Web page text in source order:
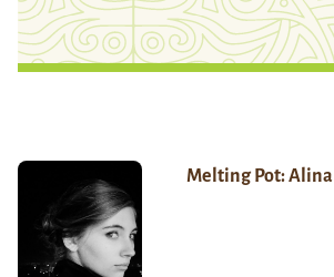
Melting Pot: Alina